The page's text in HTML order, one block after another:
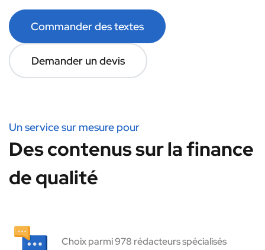
Commander des textes
Demander un devis
Un service sur mesure pour
Des contenus sur la finance
de qualité
Choix parmi 978 rédacteurs spécialisés